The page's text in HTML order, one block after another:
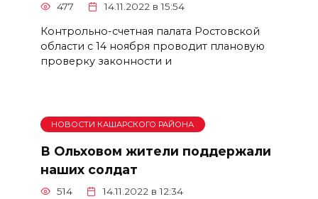
477 14.11.2022 в 15:54
Контрольно-счетная палата Ростовской
области с 14 ноября проводит плановую
проверку законности и
НОВОСТИ КАШАРСКОГО РАЙОНА
В Ольховом жители поддержали
наших солдат
514 14.11.2022 в 12:34